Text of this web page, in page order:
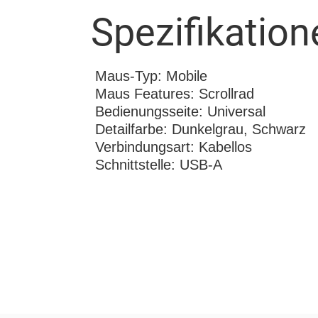
Maus-Typ: Mobile
Maus Features: Scrollrad
Bedienungsseite: Universal
Detailfarbe: Dunkelgrau, Schwarz
Verbindungsart: Kabellos
Schnittstelle: USB-A